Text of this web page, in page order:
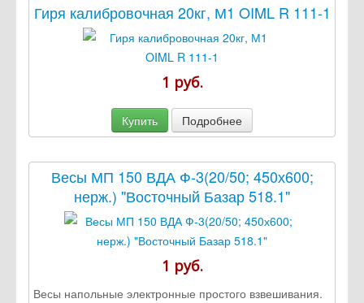
Гиря калибровочная 20кг, М1 OIML R 111-1
1 руб.
Купить Подробнее
Весы МП 150 ВДА Ф-3(20/50; 450х600;
нерж.) "Восточный Базар 518.1"
1 руб.
Весы напольные электронные простого взвешивания.